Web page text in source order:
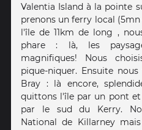
Valentia Island à la pointe
prenons un ferry local
l'île de 11km de long ,
phare : là, les
magnifiques! Nous
pique-niquer. Ensuite
Bray : là encore,
quittons l'île par un pont
par le sud du Kerry.
National de Killarney